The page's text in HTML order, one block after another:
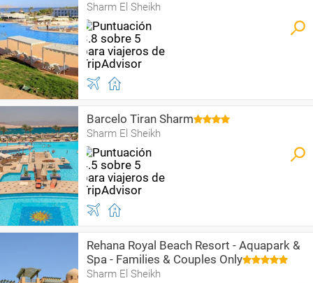
Sharm El Sheikh
Barcelo Tiran Sharm
Sharm El Sheikh
Rehana Royal Beach Resort - Aquapark &
Spa - Families & Couples Only
Sharm El Sheikh